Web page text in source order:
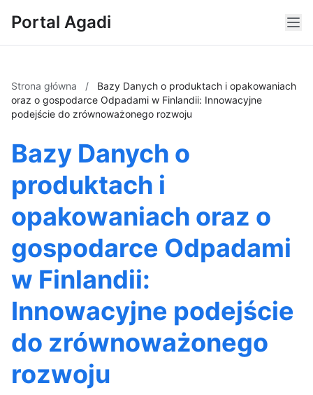
Portal Agadi
Strona główna /
Bazy Danych o produktach i opakowaniach
oraz o gospodarce Odpadami w Finlandii: Innowacyjne
podejście do zrównoważonego rozwoju
Bazy Danych o
produktach i
opakowaniach oraz o
gospodarce Odpadami
w Finlandii:
Innowacyjne podejście
do zrównoważonego
rozwoju